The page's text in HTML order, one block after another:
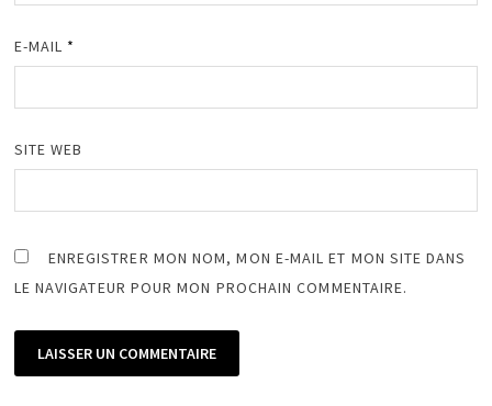
E-MAIL *
SITE WEB
ENREGISTRER MON NOM, MON E-MAIL ET MON SITE DANS
LE NAVIGATEUR POUR MON PROCHAIN COMMENTAIRE.